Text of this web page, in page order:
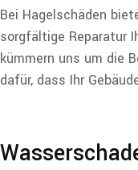
Bei Hagelschäden
sorgfältige Reparatur
kümmern uns um die
dafür, dass Ihr